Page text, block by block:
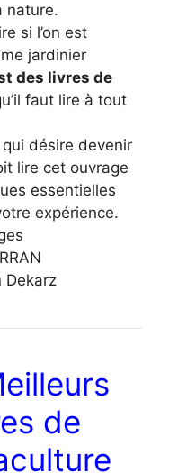
nature.
si l’on est
jardinier
des livres de
faut lire à tout
désire devenir
lire cet ouvrage
essentielles
expérience.
Dekarz
de